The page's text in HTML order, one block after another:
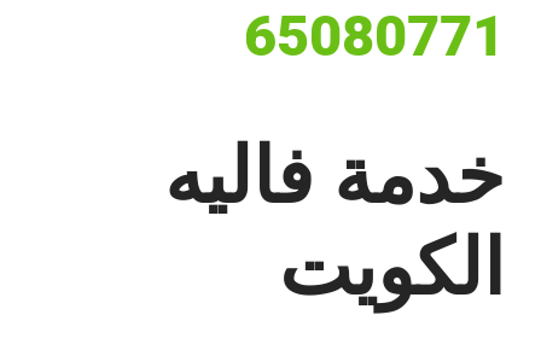
65080771
خدمة فاليه
الكويت